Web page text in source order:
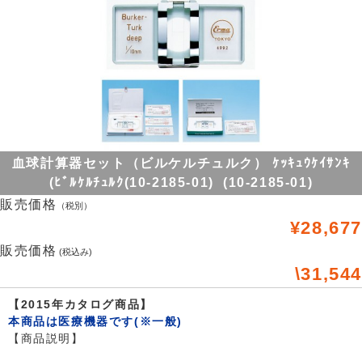
血球計算器セット（ビルケルチュルク） ｹｯｷｭｳｹｲｻﾝｷ
(ﾋﾞﾙｹﾙﾁｭﾙｸ(10-2185-01) (10-2185-01)
販売価格
（税別）
¥28,677
販売価格 (税込み)
\31,544
【2015年カタログ商品】
本商品は医療機器です(※一般)
【商品説明】